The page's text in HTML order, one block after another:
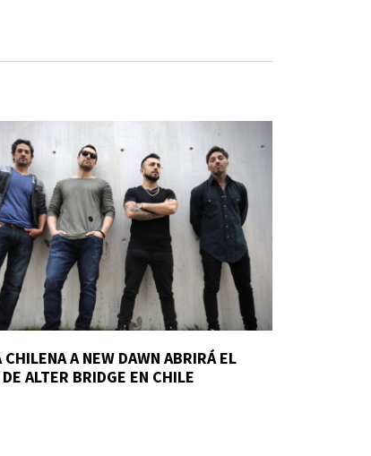
CHILENA A NEW DAWN ABRIRÁ EL
ALTER BRIDGE EN CHILE